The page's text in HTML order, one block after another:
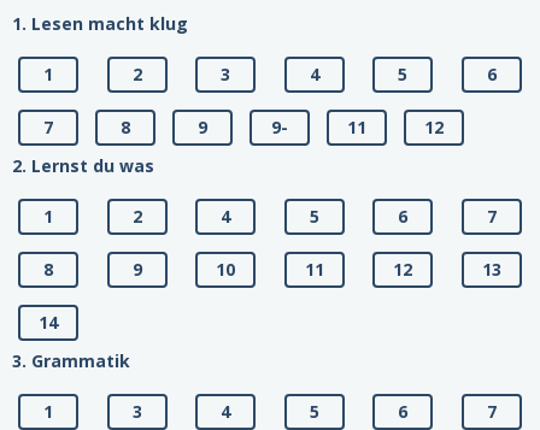
1. Lesen macht klug
1 2 3 4 5 6
7 8 9 9- 11
12
2. Lernst du was
1 2 4 5 6 7
8 9 10 11 12 13
14
3. Grammatik
1 3 4 5 6 7